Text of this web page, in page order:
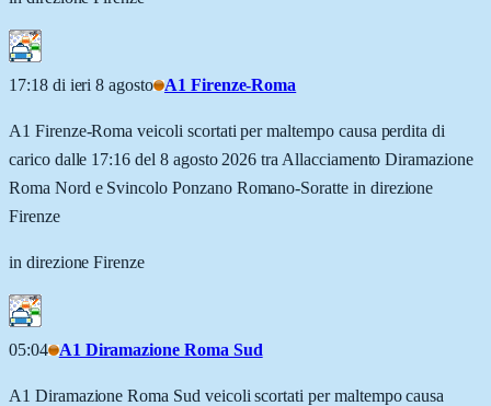
17:18 di ieri 8 agosto A1 Firenze-Roma
A1 Firenze-Roma veicoli scortati per maltempo causa perdita di
carico dalle 17:16 del 8 agosto 2026 tra Allacciamento Diramazione
Roma Nord e Svincolo Ponzano Romano-Soratte in direzione
Firenze
in direzione Firenze
05:04 A1 Diramazione Roma Sud
A1 Diramazione Roma Sud veicoli scortati per maltempo causa